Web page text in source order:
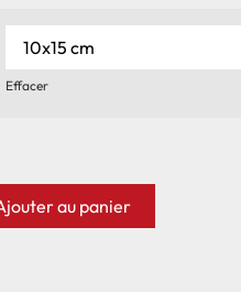
Effacer
au panier